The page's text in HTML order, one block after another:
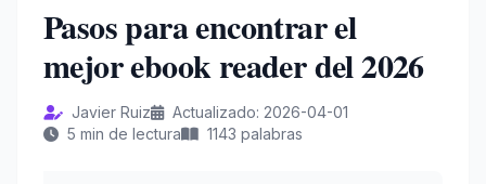
Pasos para encontrar el
mejor ebook reader del 2026
Javier Ruiz
Actualizado: 2026-04-01
5 min de lectura
1143 palabras